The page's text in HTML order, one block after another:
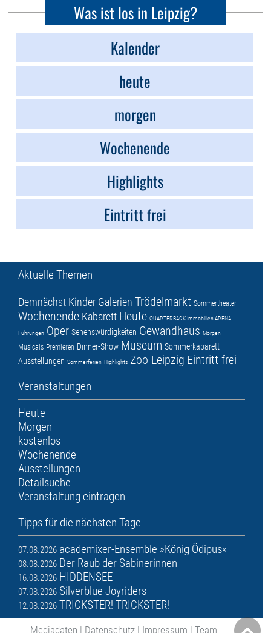
Was ist los in Leipzig?
Kalender
heute
morgen
Wochenende
Highlights
Eintritt frei
Aktuelle Themen
Demnächst Kinder Galerien Trödelmarkt Sommertheater
Wochenende Kabarett Heute QUARTERBACK Immobilien ARENA
Führungen Oper Sehenswürdigkeiten Gewandhaus Morgen
Musicals Premieren Dinner-Show Museum Sommerkabarett
Ausstellungen Sommerferien Highlights Zoo Leipzig Eintritt frei
Veranstaltungen
Heute
Morgen
kostenlos
Wochenende
Ausstellungen
Detailsuche
Veranstaltung eintragen
Tipps für die nächsten Tage
07.08.2026 academixer-Ensemble »König Ödipus«
08.08.2026 Der Raub der Sabinerinnen
16.08.2026 HIDDENSEE
07.08.2026 Silverblue Joyriders
12.08.2026 TRICKSTER! TRICKSTER!
Mediadaten | Datenschutz | Impressum | Team